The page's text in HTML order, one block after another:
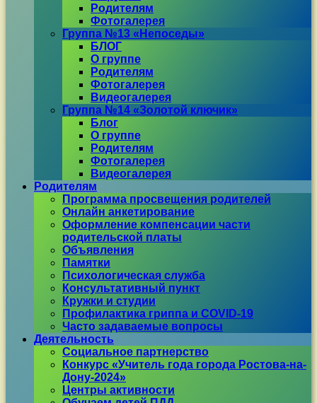
Родителям
Фотогалерея
Группа №13 «Непоседы»
БЛОГ
О группе
Родителям
Фотогалерея
Видеогалерея
Группа №14 «Золотой ключик»
Блог
О группе
Родителям
Фотогалерея
Видеогалерея
Родителям
Программа просвещения родителей
Онлайн анкетирование
Оформление компенсации части
родительской платы
Объявления
Памятки
Психологическая служба
Консультативный пункт
Кружки и студии
Профилактика гриппа и COVID-19
Часто задаваемые вопросы
Деятельность
Социальное партнерство
Конкурс «Учитель года города Ростова-на-
Дону-2024»
Центры активности